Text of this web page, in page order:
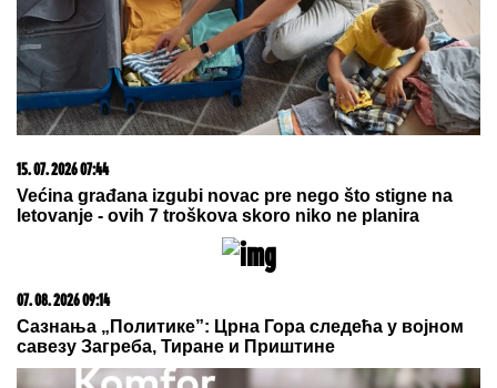
(FOTO) ANA DIVAC POKAZALA RODNI KRAJ
Emotivna objava raznežila mnoge, društvo joj pravi
Vlade - Nestvarni prizori ostavljaju bez daha:
"Povratak korenima"